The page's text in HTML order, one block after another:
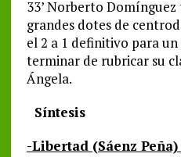
33’ Norberto
grandes dotes de
el 2 a 1 definitivo para
terminar de rubricar su
Ángela.
Síntesis
-Libertad (Sáenz Peña)